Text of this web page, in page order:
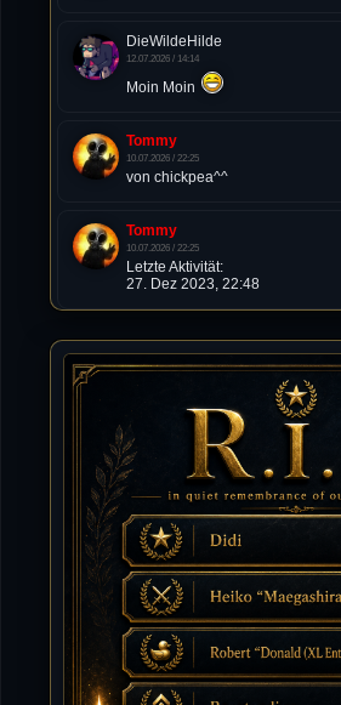
DieWildeHilde
12.07.2026 / 14:14
Moin Moin
Tommy
10.07.2026 / 22:25
von chickpea^^
Tommy
10.07.2026 / 22:25
Letzte Aktivität:
27. Dez 2023, 22:48
DieWildeHilde
10.07.2026 / 12:48
Happy Birthday Chickpea
DieWildeHilde
10.07.2026 / 10:08
Hallo meine Lieben!
Isimiyaki
10.07.2026 / 00:34
Alles gute chickpea
Mojochilla
02.07.2026 / 15:53
Was geht aaaaaaaaaaaab